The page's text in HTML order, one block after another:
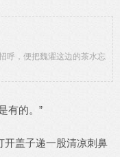
呼，便把魏濯这边的茶水忘
有的。”
开盖子递一股清凉刺鼻